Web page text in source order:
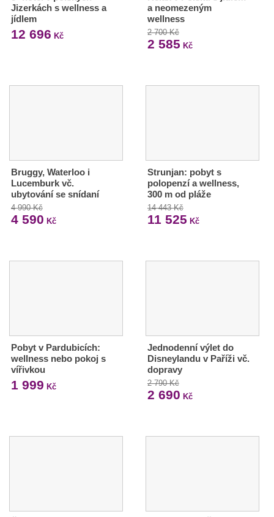
Jizerkách s wellness a
jídlem
12 696 Kč
a neomezeným
wellness
2 700 Kč
2 585 Kč
Bruggy, Waterloo i
Lucemburk vč.
ubytování se snídaní
4 990 Kč
4 590 Kč
Strunjan: pobyt s
polopenzí a wellness,
300 m od pláže
14 443 Kč
11 525 Kč
Pobyt v Pardubicích:
wellness nebo pokoj s
vířivkou
1 999 Kč
Jednodenní výlet do
Disneylandu v Paříži vč.
dopravy
2 790 Kč
2 690 Kč